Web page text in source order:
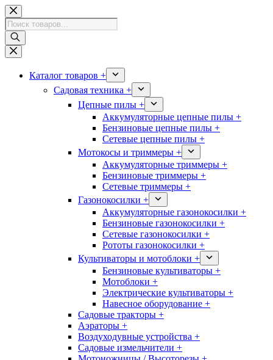
Перейти
к
сути
Поиск
товаров
Каталог товаров +
Садовая техника +
Цепные пилы +
Аккумуляторные цепные пилы +
Бензиновые цепные пилы +
Сетевые цепные пилы +
Мотокосы и триммеры +
Аккумуляторные триммеры +
Бензиновые триммеры +
Сетевые триммеры +
Газонокосилки +
Аккумуляторные газонокосилки +
Бензиновые газонокосилки +
Сетевые газонокосилки +
Рототы газонокосилки +
Культиваторы и мотоблоки +
Бензиновые культиваторы +
Мотоблоки +
Электрические культиваторы +
Навесное оборудование +
Садовые тракторы +
Аэраторы +
Воздуходувные устройства +
Садовые измельчители +